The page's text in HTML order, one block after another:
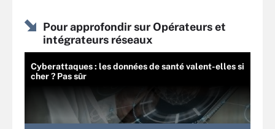
Pour approfondir sur Opérateurs et
intégrateurs réseaux
Cyberattaques : les données de santé valent-elles si
cher ? Pas sûr